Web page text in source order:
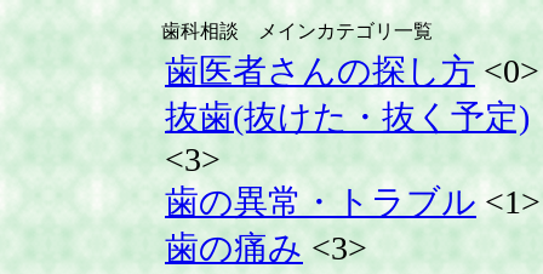
歯科相談 メインカテゴリ一覧
歯医者さんの探し方 <0>
抜歯(抜けた・抜く予定)
<3>
歯の異常・トラブル <1>
歯の痛み <3>